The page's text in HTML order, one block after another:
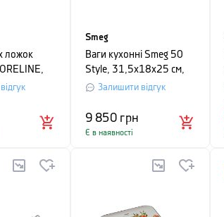
ложок
Smeg
Ваги кухонні Smeg 50
Style, 31,5х18х25 см,
чорний
Залишити відгук
9 850 грн
Є в наявності